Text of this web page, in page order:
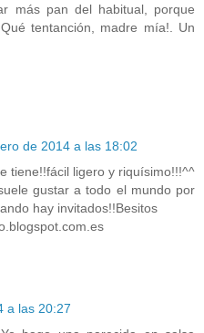
más pan del habitual, porque
tentanción, madre mía!. Un
de 2014 a las 18:02
tiene!!fácil ligero y riquísimo!!!^^
gustar a todo el mundo por
hay invitados!!Besitos
a las 20:27